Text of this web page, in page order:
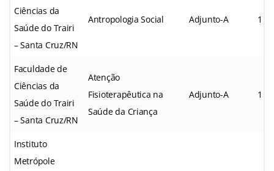
Ciências da
Saúde do Trairi
– Santa Cruz/RN
Antropologia Social Adjunto-A 1
Faculdade de
Ciências da
Saúde do Trairi
– Santa Cruz/RN
Atenção
Fisioterapêutica na
Saúde da Criança
Adjunto-A 1
Instituto
Metrópole